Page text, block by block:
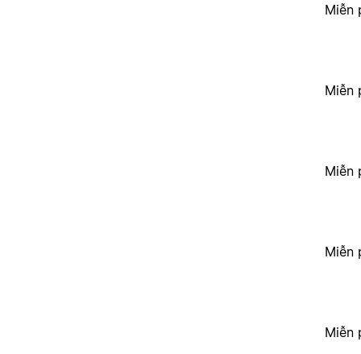
Miễn
Miễn
Miễn
Miễn
Miễn